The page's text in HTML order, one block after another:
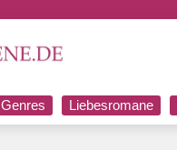
Genres Liebesromane